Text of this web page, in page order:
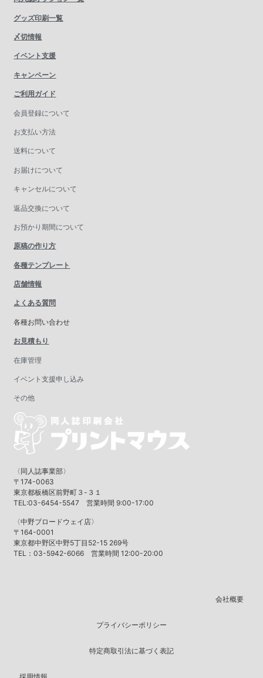
グッズ印刷一覧
〆切情報
イベント支援
キャンペーン
ご利用ガイド
会員登録について
お支払い方法
送料について
お届けについて
キャンセルについて
返品交換について
お預かり期間について
原稿の作り方
各種テンプレート
店舗情報
よくある質問
各種お問い合わせ
お見積もり
在庫管理
イベント支援申し込み
その他
〈同人誌事業部〉
〒174-0063
東京都板橋区前野町３-３１
TEL:03-6454-5547 営業時間 9:00-17:00
〈中野ブロードウェイ店〉
〒164-0001
東京都中野区中野5丁目52-15 269号
TEL：03-5942-6066 営業時間 12:00-20:00
会社概要
プライバシーポリシー
特定商取引法に基づく表記